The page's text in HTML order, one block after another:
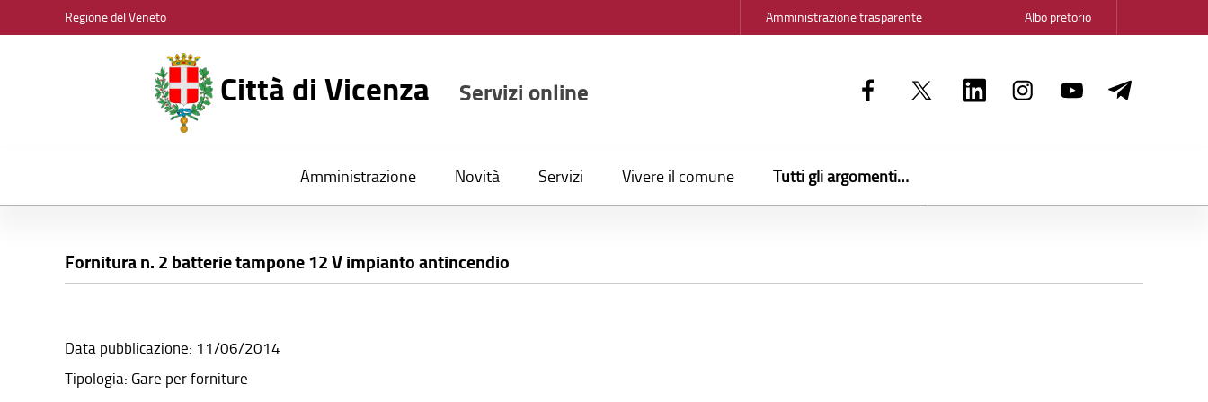
DI
Regione del Veneto Amministrazione trasparente Albo pretorio
Città di Vicenza Servizi online
Amministrazione Novità Servizi Vivere il comune Tutti gli argomenti…
Fornitura n. 2 batterie tampone 12 V impianto antincendio
Data pubblicazione: 11/06/2014
Tipologia: Gare per forniture